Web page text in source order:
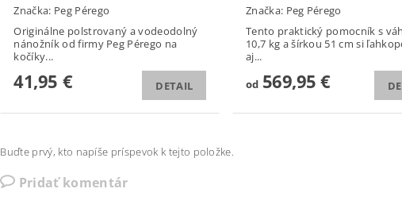
Značka: Peg Pérego
Originálne polstrovaný a vodeodolný
nánožník od firmy Peg Pérego na
kočíky...
41,95 € DETAIL
Značka: Peg Pérego
Tento praktický pomocník s
10,7 kg a šírkou 51 cm si
aj...
od569,95 €
Buďte prvý, kto napíše príspevok k tejto položke.
Pridať komentár